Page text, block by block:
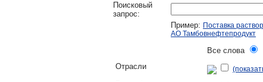
Поисковый
запрос:
Пример: Поставка
АО Тамбовнефтепродукт
Все слова
Отрасли